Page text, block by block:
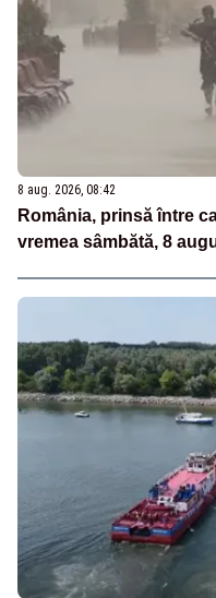
8 aug. 2026, 08:42
România, prinsă între
vremea sâmbătă, 8